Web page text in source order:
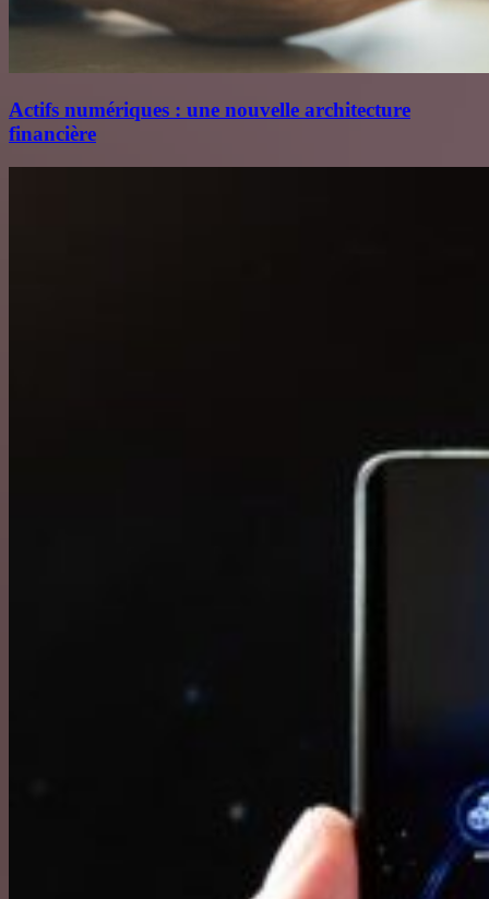
Actifs numériques : une nouvelle architecture
financière